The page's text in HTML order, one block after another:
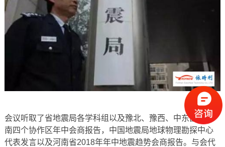
会议听取了省地震局各学科组以及豫北、豫西、中东部、豫
南四个协作区年中会商报告，中国地震局地球物理勘探中心
代表发言以及河南省2018年年中地震趋势会商报告。与会代